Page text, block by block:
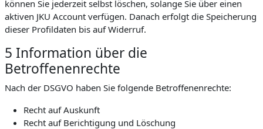
können Sie jederzeit selbst löschen, solange Sie über einen
aktiven JKU Account verfügen. Danach erfolgt die Speicherung
dieser Profildaten bis auf Widerruf.
5 Information über die
Betroffenenrechte
Nach der DSGVO haben Sie folgende Betroffenenrechte:
Recht auf Auskunft
Recht auf Berichtigung und Löschung